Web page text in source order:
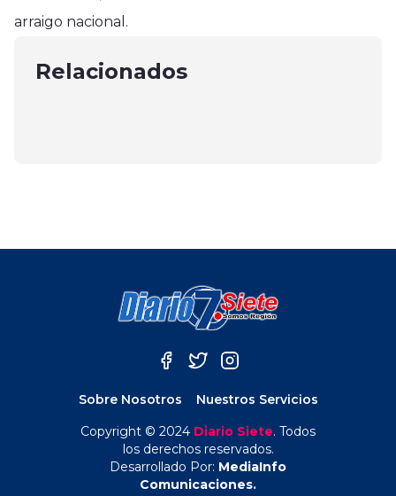
arraigo nacional.
Relacionados
agricultores en Linares y San
mayo 29, 2025
Autoridades encabezaron
interferiado del día largo
Fortalecimiento a organizaciones
Sobre Nosotros
Nuestros Servicios
Copyright © 2024 Diario Siete. Todos
los derechos reservados.
Desarrollado Por: MediaInfo
Comunicaciones.